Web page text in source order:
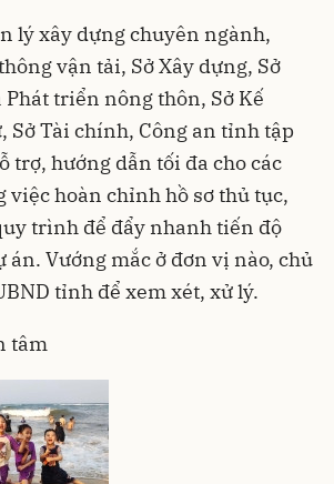
lý xây dựng chuyên ngành,
vận tải, Sở Xây dựng, Sở
triển nông thôn, Sở Kế
Sở Tài chính, Công an tỉnh tập
trợ, hướng dẫn tối đa cho các
việc hoàn chỉnh hồ sơ thủ tục,
trình để đẩy nhanh tiến độ
án. Vướng mắc ở đơn vị nào, chủ
tỉnh để xem xét, xử lý.
tâm